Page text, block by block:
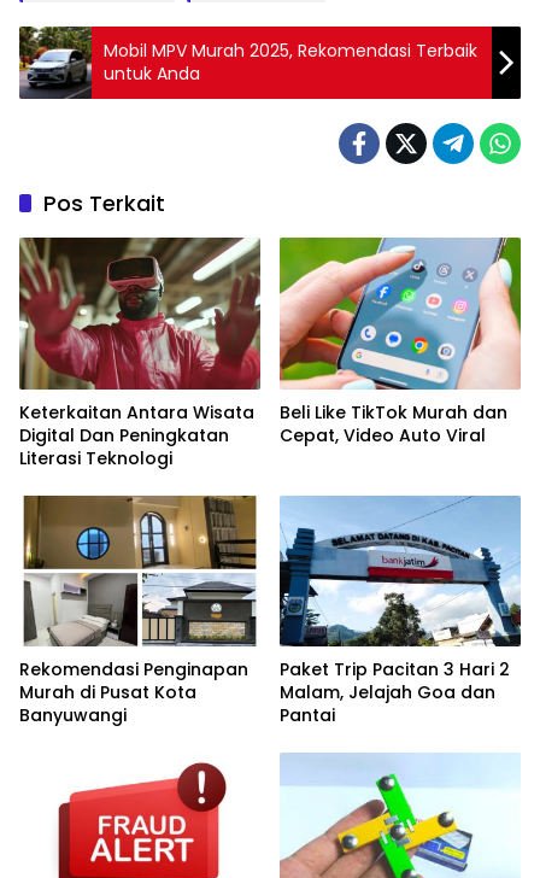
Mobil MPV Murah 2025, Rekomendasi Terbaik
untuk Anda
Pos Terkait
Keterkaitan Antara Wisata
Digital Dan Peningkatan
Literasi Teknologi
Beli Like TikTok Murah dan
Cepat, Video Auto Viral
Rekomendasi Penginapan
Murah di Pusat Kota
Banyuwangi
Paket Trip Pacitan 3 Hari 2
Malam, Jelajah Goa dan
Pantai